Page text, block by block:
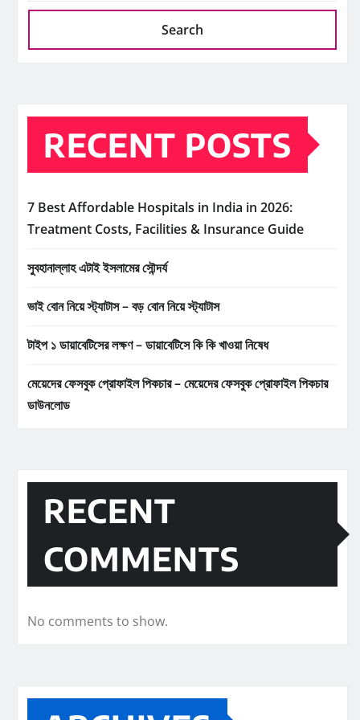
Search
RECENT POSTS
7 Best Affordable Hospitals in India in 2026:
Treatment Costs, Facilities & Insurance Guide
সুবহানাল্লাহ এটাই ইসলামের সৌন্দর্য
ভাই বোন নিয়ে স্ট্যাটাস – বড় বোন নিয়ে স্ট্যাটাস
টাইপ ১ ডায়াবেটিসের লক্ষণ – ডায়াবেটিসে কি কি খাওয়া নিষেধ
মেয়েদের ফেসবুক প্রোফাইল পিকচার – মেয়েদের ফেসবুক প্রোফাইল পিকচার
ডাউনলোড
RECENT
COMMENTS
No comments to show.